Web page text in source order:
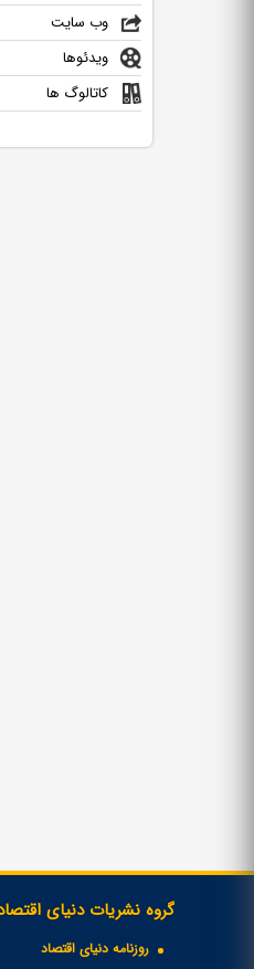
وب سایت
ویدئوها
کاتالوگ ها
گروه نشریات دنیای
روزنامه دنیای اقتصاد